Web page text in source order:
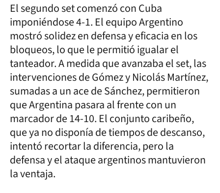
El segundo set comenzó con Cuba
imponiéndose 4-1. El equipo Argentino
mostró solidez en defensa y eficacia en los
bloqueos, lo que le permitió igualar el
tanteador. A medida que avanzaba el set, las
intervenciones de Gómez y Nicolás Martínez,
sumadas a un ace de Sánchez, permitieron
que Argentina pasara al frente con un
marcador de 14-10. El conjunto caribeño,
que ya no disponía de tiempos de descanso,
intentó recortar la diferencia, pero la
defensa y el ataque argentinos mantuvieron
la ventaja.